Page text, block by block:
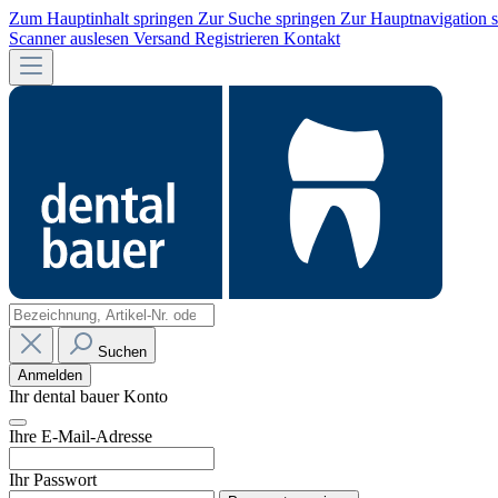
Zum Hauptinhalt springen Zur Suche springen Zur Hauptnavigation
Scanner auslesen Versand Registrieren Kontakt
Suchen
Anmelden
Ihr dental bauer Konto
Ihre E-Mail-Adresse
Ihr Passwort